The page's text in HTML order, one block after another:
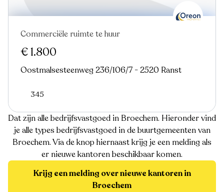
Commerciële ruimte te huur
€ 1.800
Oostmalsesteenweg 236/106/7 - 2520 Ranst
345
Dat zijn alle bedrijfsvastgoed in Broechem. Hieronder vind
je alle types bedrijfsvastgoed in de buurtgemeenten van
Broechem. Via de knop hiernaast krijg je een melding als
er nieuwe kantoren beschikbaar komen.
Krijg een melding over nieuwe kantoren in
Broechem